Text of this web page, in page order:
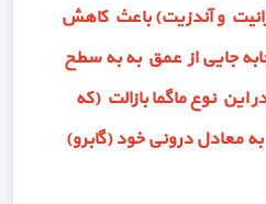
و آندزیت) باعث کاهش
جایی از عمق به به سطح
نوع ماگما بازالت (که
درونی خود (گابرو)